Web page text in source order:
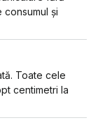
și
Toate cele
centimetri la